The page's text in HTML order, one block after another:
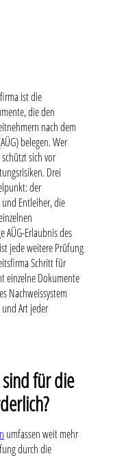
ist die
die den
nach dem
belegen. Wer
sich vor
Drei
der
und Entleiher, die
AÜG-Erlaubnis des
jede weitere Prüfung
Schritt für
einzelne Dokumente
Nachweissystem
Art jeder
für die
umfassen weit mehr
durch die